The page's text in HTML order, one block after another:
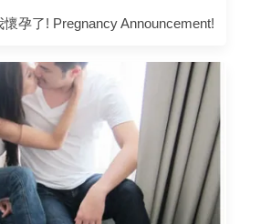
孕了! Pregnancy Announcement!